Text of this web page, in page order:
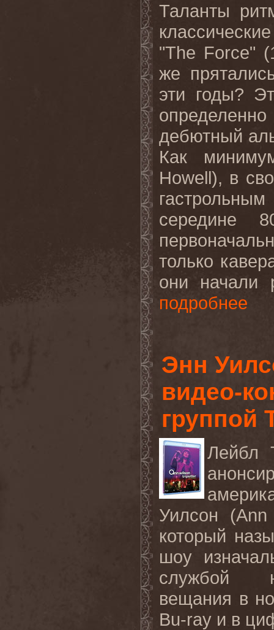
Таланты
"The Force"
же
эти
годы?
дебютный
Как
Howell), в
середине
только
они начали
подробнее
Энн
видео-
группой
Лейбл
Уилсон (Ann
который
шоу
службой
вещания в
Bu-ray и в